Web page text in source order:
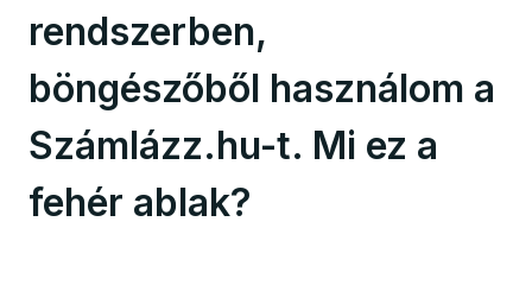
rendszerben,
böngészőből használom a
Számlázz.hu-t. Mi ez a
fehér ablak?